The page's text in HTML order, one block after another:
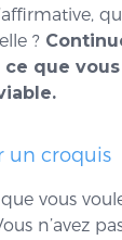
?
ce que
un croquis
vous
n’avez